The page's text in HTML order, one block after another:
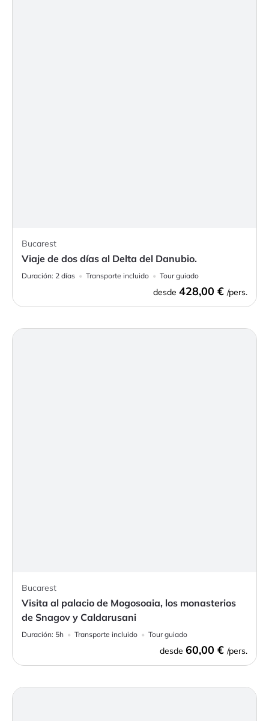
Bucarest
Viaje de dos días al Delta del Danubio.
Duración: 2 días Transporte incluido Tour guiado
desde 428,00 € /pers.
Bucarest
Visita al palacio de Mogosoaia, los monasterios
de Snagov y Caldarusani
Duración: 5h Transporte incluido Tour guiado
desde 60,00 € /pers.